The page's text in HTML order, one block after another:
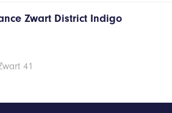
Zwart District Indigo
41